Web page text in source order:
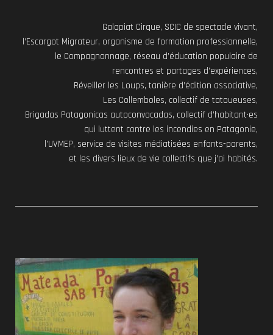
Galapiat Cirque, SCIC de spectacle vivant,
l’Escargot Migrateur, organisme de formation professionnelle,
le Compagnonnage, réseau d’éducation populaire de
rencontres et partages d’expériences,
Réveiller les Loups, tanière d’édition associative,
Les Collemboles, collectif de tatoueuses,
Brigadas Patagonicas autoconvocadas, collectif d’habitant·es
qui luttent contre les incendies en Patagonie,
l’UVMEP, service de visites médiatisées enfants-parents,
et les divers lieux de vie collectifs que j’ai habités.